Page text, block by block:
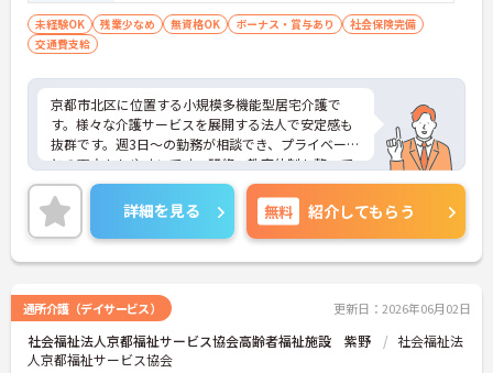
未経験OK 残業少なめ 無資格OK ボーナス・賞与あり
社会保険完備
交通費支給
京都市北区に位置する小規模多機能型居宅介護で
す。様々な介護サービスを展開する法人で安定感も
抜群です。週3日～の勤務が相談でき、プライベート
との両立もしやすいです。研修・教育体制も整って
おりスキルアップを目指したい方にもおすすめで
す。
ご興味をお持ちの方には詳細の情報や面接のポイン
トをお伝えしますのでお気軽にお問い合わせくださ
いませ。
詳細を見る 無料 紹介してもらう
通所介護（デイサービス） 更新日：2026年06月02日
社会福祉法人京都福祉サービス協会高齢者福祉施設 紫野
社会福祉法
人京都福祉サービス協会